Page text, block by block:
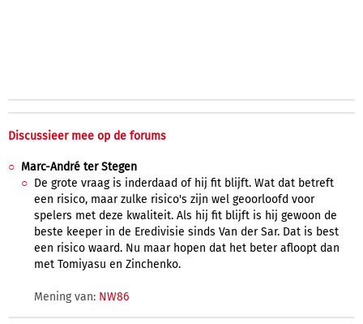
Discussieer mee op de forums
Marc-André ter Stegen
De grote vraag is inderdaad of hij fit blijft. Wat dat betreft
een risico, maar zulke risico's zijn wel geoorloofd voor
spelers met deze kwaliteit. Als hij fit blijft is hij gewoon de
beste keeper in de Eredivisie sinds Van der Sar. Dat is best
een risico waard. Nu maar hopen dat het beter afloopt dan
met Tomiyasu en Zinchenko.
Mening van: NW86